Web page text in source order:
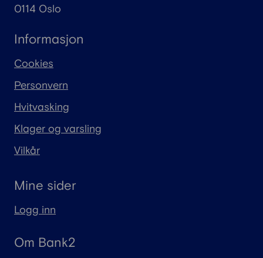
0114 Oslo
Informasjon
Cookies
Personvern
Hvitvasking
Klager og varsling
Vilkår
Mine sider
Logg inn
Om Bank2